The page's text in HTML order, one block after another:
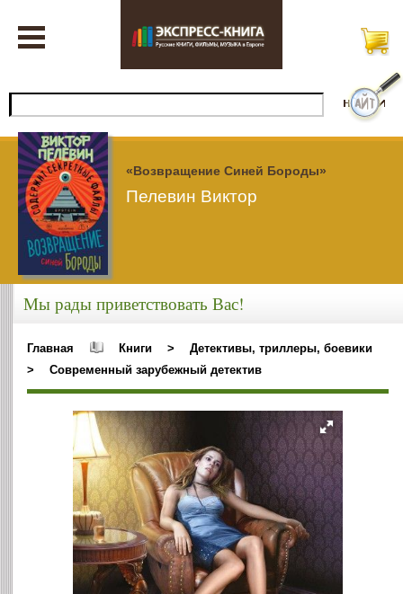
«Возвращение Синей Бороды»
Пелевин Виктор
Мы рады приветствовать Вас!
Главная Книги >
Детективы, триллеры, боевики
>
Современный зарубежный детектив